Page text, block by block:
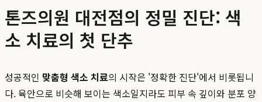
톤즈의원 대전점의 정밀 진단: 색
소 치료의 첫 단추
성공적인 맞춤형 색소 치료의 시작은 '정확한 진단'에서 비롯됩니
다. 육안으로 비슷해 보이는 색소일지라도 피부 속 깊이와 분포 양